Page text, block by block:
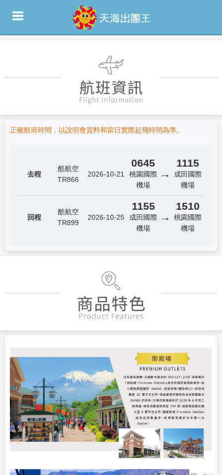
正確航班時間，以說明會資料和當日實際起飛時間為準。
去程
酷航空
TR866
2026-10-21
0645
桃園國際
機場
→
1115
成田國際
機場
回程
酷航空
TR899
2026-10-25
1155
成田國際
機場
→
1510
桃園國際
機場